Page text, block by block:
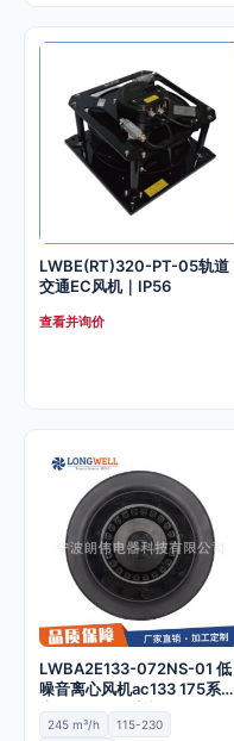
LWBE(RT)320-PT-05轨道
交通EC风机｜IP56
查看并询价
LWBA2E133-072NS-01 低
噪音离心风机ac133 175系列
大风量外转子电机
245 m³/h
115-230